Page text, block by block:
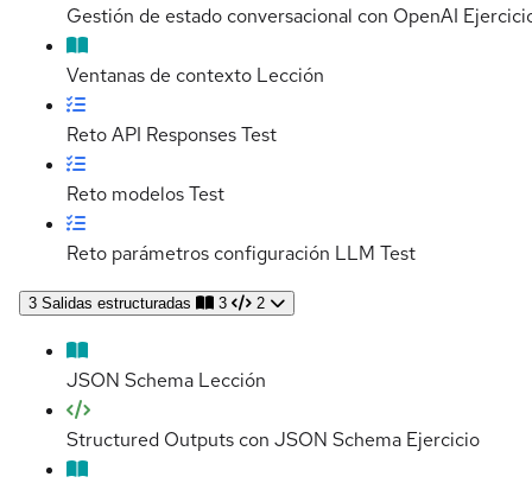
Gestión de estado conversacional con OpenAI
Ventanas de contexto Lección
Reto API ResponsesTest
Reto modelosTest
Reto parámetros configuración LLM Test
3 Salidas estructuradas 3 2
JSON Schema Lección
Structured Outputs con JSON Schema Ejercicio